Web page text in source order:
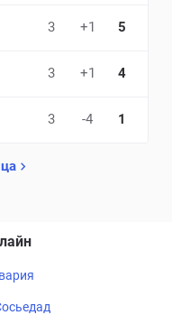
3 +1 5
3 +1 4
3 -4 1